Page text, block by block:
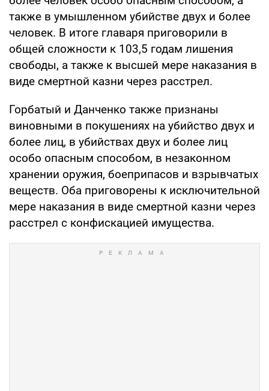
также в умышленном убийстве двух и более
человек. В итоге главаря приговорили в
общей сложности к 103,5 годам лишения
свободы, а также к высшей мере наказания в
виде смертной казни через расстрел.
Горбатый и Данченко также признаны
виновными в покушениях на убийство двух и
более лиц, в убийствах двух и более лиц
особо опасным способом, в незаконном
хранении оружия, боеприпасов и взрывчатых
веществ. Оба приговорены к исключительной
мере наказания в виде смертной казни через
расстрел с конфискацией имущества.